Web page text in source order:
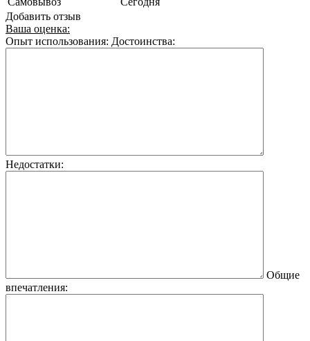
Добавить отзыв
Ваша оценка:
Опыт использования: Достоинства:
Недостатки:
Общие
впечатления: